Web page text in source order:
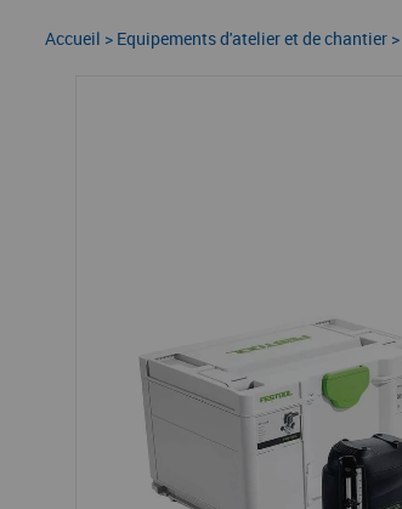
Accueil > Equipements d'atelier et de chantier >